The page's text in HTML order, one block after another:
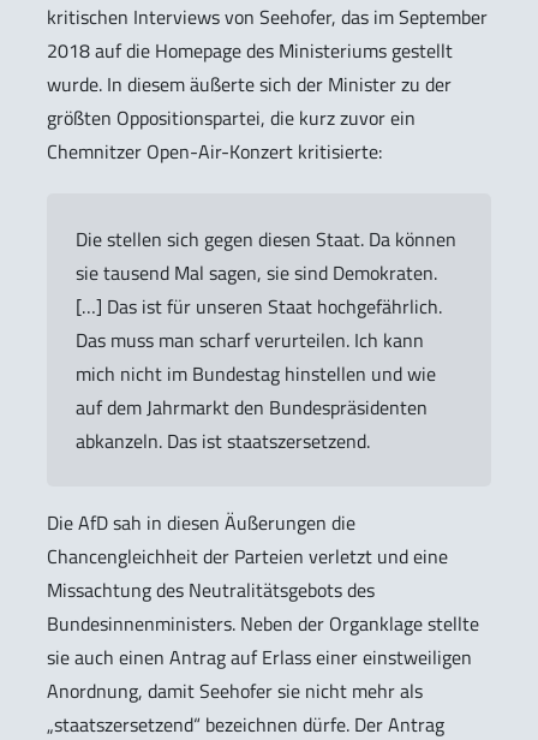
kritischen Interviews von Seehofer, das im September
2018 auf die Homepage des Ministeriums gestellt
wurde. In diesem äußerte sich der Minister zu der
größten Oppositionspartei, die kurz zuvor ein
Chemnitzer Open-Air-Konzert kritisierte:
Die stellen sich gegen diesen Staat. Da können
sie tausend Mal sagen, sie sind Demokraten.
[…] Das ist für unseren Staat hochgefährlich.
Das muss man scharf verurteilen. Ich kann
mich nicht im Bundestag hinstellen und wie
auf dem Jahrmarkt den Bundespräsidenten
abkanzeln. Das ist staatszersetzend.
Die AfD sah in diesen Äußerungen die
Chancengleichheit der Parteien verletzt und eine
Missachtung des Neutralitätsgebots des
Bundesinnenministers. Neben der Organklage stellte
sie auch einen Antrag auf Erlass einer einstweiligen
Anordnung, damit Seehofer sie nicht mehr als
„staatszersetzend“ bezeichnen dürfe. Der Antrag